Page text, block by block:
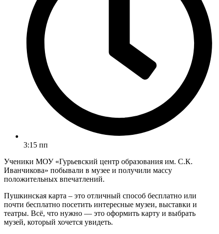
3:15 пп
Ученики МОУ «Гурьевский центр образования им. С.К.
Иванчикова» побывали в музее и получили массу
положительных впечатлений.
Пушкинская карта – это отличный способ бесплатно или
почти бесплатно посетить интересные музеи, выставки и
театры. Всё, что нужно — это оформить карту и выбрать
музей, который хочется увидеть.